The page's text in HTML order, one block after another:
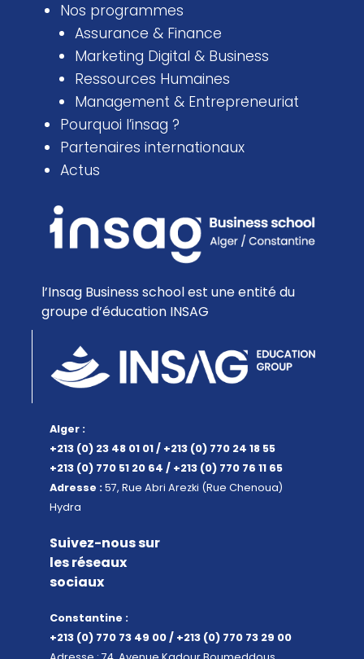
Nos programmes
Assurance & Finance
Marketing Digital & Business
Ressources Humaines
Management & Entrepreneuriat
Pourquoi l’insag ?
Partenaires internationaux
Actus
l’Insag Business school est une entité du
groupe d’éducation INSAG
Alger :
+213 (0) 23 48 01 01 / +213 (0) 770 24 18 55
+213 (0) 770 51 20 64 / +213 (0) 770 76 11 65
Adresse :57, Rue Abri Arezki (Rue Chenoua)
Hydra
Suivez-nous sur
les réseaux
sociaux
Constantine :
+213 (0) 770 73 49 00 / +213 (0) 770 73 29 00